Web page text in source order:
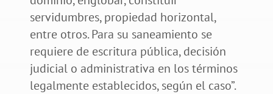
servidumbres, propiedad horizontal,
entre otros. Para su saneamiento se
requiere de escritura pública, decisión
judicial o administrativa en los términos
legalmente establecidos, según el caso”.